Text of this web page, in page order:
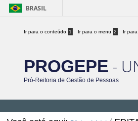
BRASIL
Ir para o conteúdo 1 Ir para o menu 2 Ir
PROGEPE -
Pró-Reitoria de Gestão de Pessoas